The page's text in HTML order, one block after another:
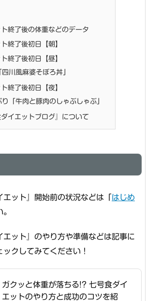
終了後の体重などのデータ
終了後初日【朝】
終了後初日【昼】
川風麻婆そぼろ丼」
終了後初日【夜】
「牛肉と豚肉のしゃぶしゃぶ」
イエットブログ』について
ット』開始前の状況などは「 はじめ
エット』のやり方や準備などは記事に
クしてみてください！
ガクッと体重が落ちる!? 七号食ダイ
エットのやり方と成功のコツを紹